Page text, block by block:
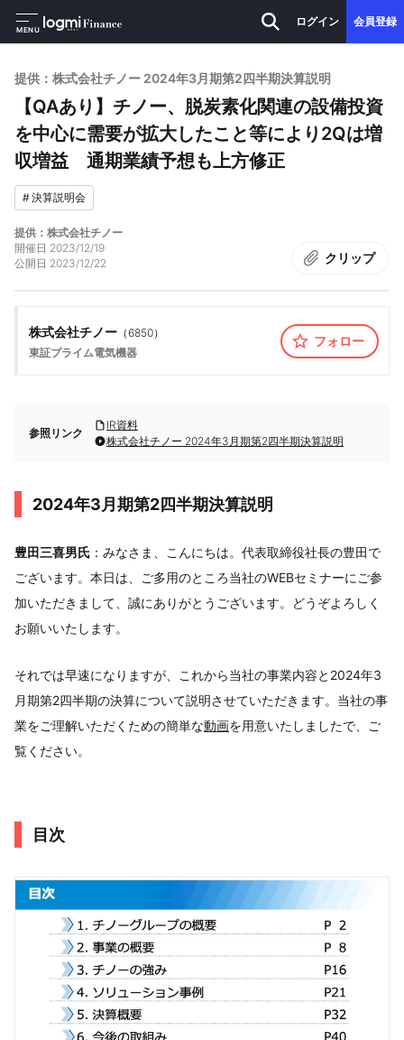
MENU
ログイン 会員登録
提供：株式会社チノー 2024年3月期第2四半期決算説明
【QAあり】チノー、脱炭素化関連の設備投資
を中心に需要が拡大したこと等により2Qは増
収増益 通期業績予想も上方修正
#決算説明会
提供：株式会社チノー
開催日 2023/12/19
公開日 2023/12/22 クリップ
株式会社チノー （6850）
東証プライム電気機器
フォロー
参照リンク
IR資料
株式会社チノー 2024年3月期第2四半期決算説明
2024年3月期第2四半期決算説明
豊田三喜男氏 ：みなさま、こんにちは。代表取締役社長の豊田で
ございます。本日は、ご多用のところ当社のWEBセミナーにご参
加いただきまして、誠にありがとうございます。どうぞよろしく
お願いいたします。
それでは早速になりますが、これから当社の事業内容と2024年3
月期第2四半期の決算について説明させていただきます。当社の事
業をご理解いただくための簡単な動画を用意いたしましたで、ご
覧ください。
目次